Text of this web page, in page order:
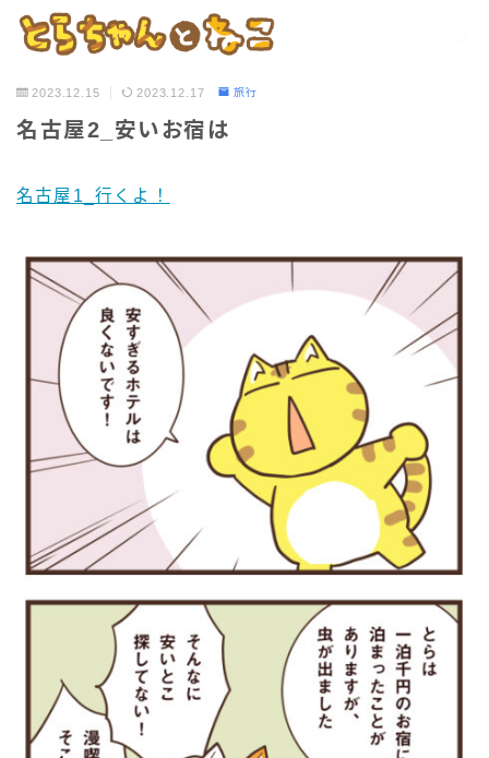
2023.12.15 2023.12.17 旅行
名古屋2_安いお宿は
名古屋1_行くよ！